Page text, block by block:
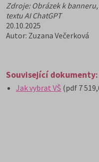
Zdroje: Obrázek k
textu AI ChatGPT
20.10.2025
Autor: Zuzana Večerková
Související dokumenty:
Jak vybrat VŠ (pdf 7